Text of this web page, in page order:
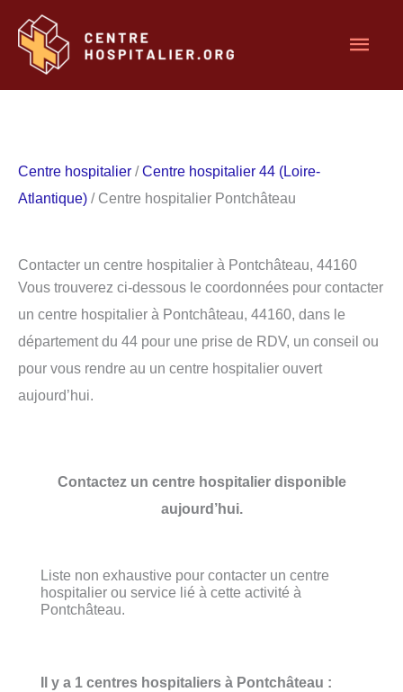
contenu
Centre hospitalier /Centre hospitalier 44 (Loire-
Atlantique) / Centre hospitalier Pontchâteau
Contacter un centre hospitalier à Pontchâteau, 44160
Vous trouverez ci-dessous le coordonnées pour contacter
un centre hospitalier à Pontchâteau, 44160, dans le
département du 44 pour une prise de RDV, un conseil ou
pour vous rendre au un centre hospitalier ouvert
aujourd’hui.
Contactez un centre hospitalier disponible
aujourd’hui.
Liste non exhaustive pour contacter un centre
hospitalier ou service lié à cette activité à
Pontchâteau.
Il y a 1 centres hospitaliers à Pontchâteau :